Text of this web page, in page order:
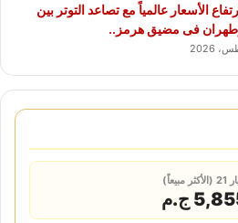
الأسعار عالمياً مع تصاعد التوتر بين
فى مضيق هرمز..
مبيعاً)
ج.م